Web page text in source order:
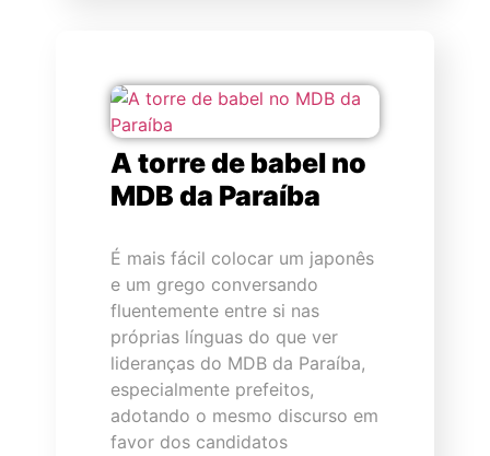
A torre de babel no
MDB da Paraíba
É mais fácil colocar um japonês
e um grego conversando
fluentemente entre si nas
próprias línguas do que ver
lideranças do MDB da Paraíba,
especialmente prefeitos,
adotando o mesmo discurso em
favor dos candidatos